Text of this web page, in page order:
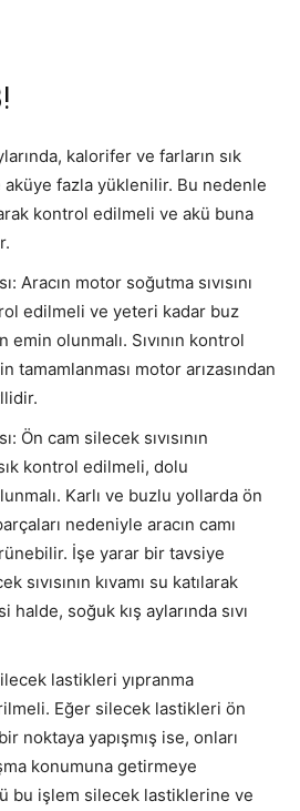
kalorifer ve farların sık
aküye fazla yüklenilir. Bu nedenle
kontrol edilmeli ve akü buna
Aracın motor soğutma sıvısını
edilmeli ve yeteri kadar buz
olunmalı. Sıvının kontrol
tamamlanması motor arızasından
Ön cam silecek sıvısının
kontrol edilmeli, dolu
Karlı ve buzlu yollarda ön
nedeniyle aracın camı
İşe yarar bir tavsiye
sıvısının kıvamı su katılarak
halde, soğuk kış aylarında sıvı
lastikleri yıpranma
Eğer silecek lastikleri ön
noktaya yapışmış ise, onları
konumuna getirmeye
bu işlem silecek lastiklerine ve